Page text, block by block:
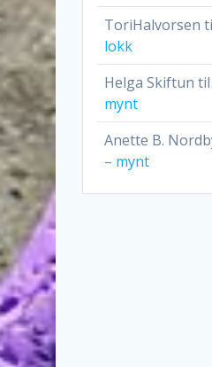
ToriHalvorsen
lokk
Helga Skiftun til
mynt
Anette B.
– mynt